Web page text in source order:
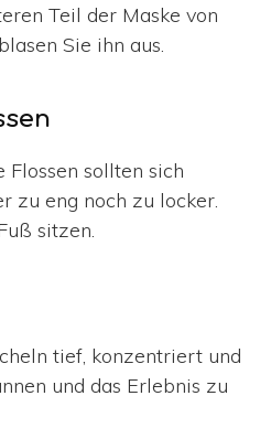
Teil der Maske von
Sie ihn aus.
Flossen sollten sich
zu eng noch zu locker.
sitzen.
tief, konzentriert und
und das Erlebnis zu